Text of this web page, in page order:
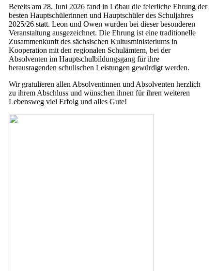
Bereits am 28. Juni 2026 fand in Löbau die feierliche Ehrung der
besten Hauptschülerinnen und Hauptschüler des Schuljahres
2025/26 statt. Leon und Owen wurden bei dieser besonderen
Veranstaltung ausgezeichnet. Die Ehrung ist eine traditionelle
Zusammenkunft des sächsischen Kultusministeriums in
Kooperation mit den regionalen Schulämtern, bei der
Absolventen im Hauptschulbildungsgang für ihre
herausragenden schulischen Leistungen gewürdigt werden.
Wir gratulieren allen Absolventinnen und Absolventen herzlich
zu ihrem Abschluss und wünschen ihnen für ihren weiteren
Lebensweg viel Erfolg und alles Gute!